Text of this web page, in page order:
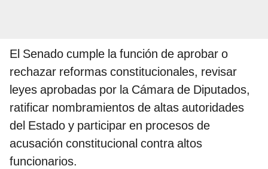
El Senado cumple la función de aprobar o
rechazar reformas constitucionales, revisar
leyes aprobadas por la Cámara de Diputados,
ratificar nombramientos de altas autoridades
del Estado y participar en procesos de
acusación constitucional contra altos
funcionarios.